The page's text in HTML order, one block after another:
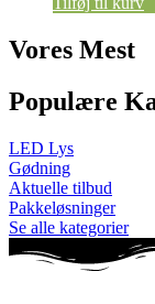
Vores Mest
Populære
LED Lys
Gødning
Aktuelle tilbud
Pakkeløsninger
Se alle kategorier